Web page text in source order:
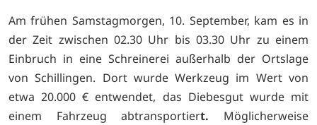
Am frühen Samstagmorgen, 10. September, kam es in
der Zeit zwischen 02.30 Uhr bis 03.30 Uhr zu einem
Einbruch in eine Schreinerei außerhalb der Ortslage
von Schillingen. Dort wurde Werkzeug im Wert von
etwa 20.000 € entwendet, das Diebesgut wurde mit
einem Fahrzeug abtransportiert. Möglicherweise